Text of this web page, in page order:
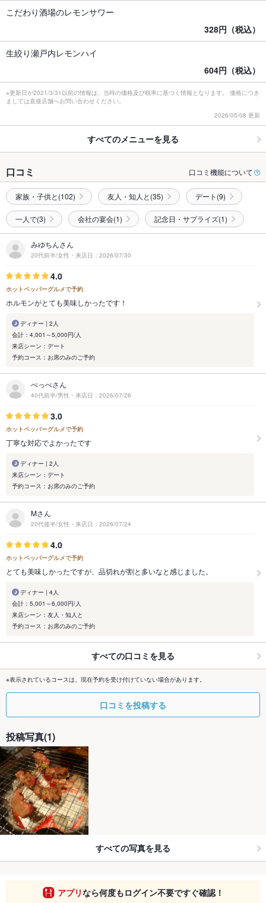
こだわり酒場のレモンサワー
328円（税込）
生絞り瀬戸内レモンハイ
604円（税込）
※更新日が2021/3/31以前の情報は、当時の価格及び税率に基づく情報となります。 価格につき
ましては直接店舗へお問い合わせください。
2026/05/08 更新
すべてのメニューを見る
口コミ 口コミ機能について
家族・子供と(102) 友人・知人と(35) デート(9)
一人で(3) 会社の宴会(1) 記念日・サプライズ(1)
みゆちんさん
20代前半/女性・来店日：2026/07/30
4.0
ホットペッパーグルメで予約
ホルモンがとても美味しかったです！
ディナー | 2人
会計：4,001～5,000円/人
来店シーン：デート
予約コース：お席のみのご予約
ぺっぺさん
40代前半/男性・来店日：2026/07/26
3.0
ホットペッパーグルメで予約
丁寧な対応でよかったです
ディナー | 2人
来店シーン：デート
予約コース：お席のみのご予約
Mさん
20代後半/女性・来店日：2026/07/24
4.0
ホットペッパーグルメで予約
とても美味しかったですが、品切れが割と多いなと感じました。
ディナー | 4人
会計：5,001～6,000円/人
来店シーン：友人・知人と
予約コース：お席のみのご予約
すべての口コミを見る
※表示されているコースは、現在予約を受け付けていない場合があります。
口コミを投稿する
投稿写真(1)
すべての写真を見る
アプリなら何度もログイン不要ですぐ確認！